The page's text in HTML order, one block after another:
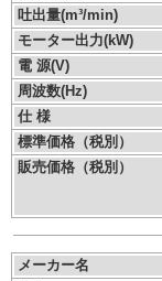
吐出量(m³/min)
モーター出力(kW)
電 源(V)
周波数(Hz)
仕 様
標準価格（税別）
販売価格（税別）
メーカー名